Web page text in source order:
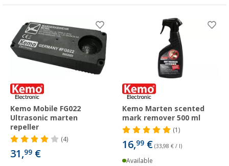
Kemo Mobile FG022
Ultrasonic marten
repeller
(4)
31,99 €
Kemo Marten scented
mark remover 500 ml
(1)
16,99 € (33,98 € / l)
Available